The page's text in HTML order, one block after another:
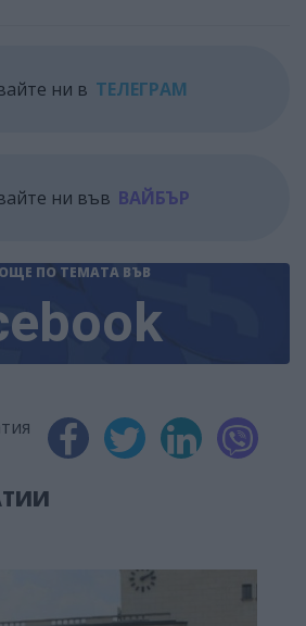
ни в ТЕЛЕГРАМ
ни във ВАЙБЪР
ОЩЕ ПО ТЕМАТА ВЪВ